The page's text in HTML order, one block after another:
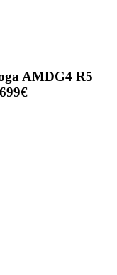
AMDG4 R5